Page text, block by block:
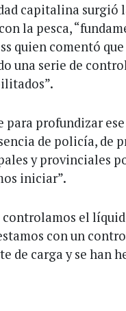
capitalina surgió
la pesca,
quien comentó
una serie de
para profundizar
de policía, de
y provinciales
iniciar”.
el
con un
de carga y se han